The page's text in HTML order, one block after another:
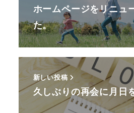
ホームページをリニュ
た。
新しい投稿
久しぶりの再会に月日